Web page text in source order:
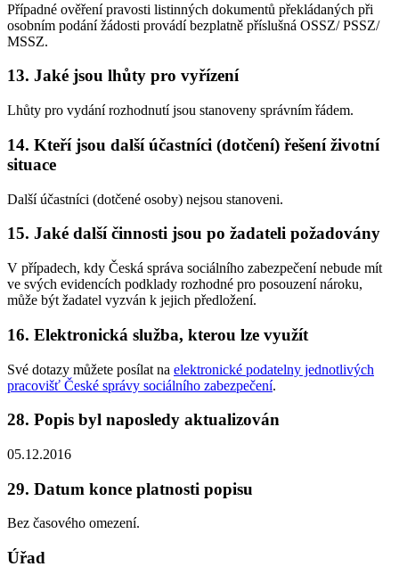
Případné ověření pravosti listinných dokumentů překládaných při
osobním podání žádosti provádí bezplatně příslušná OSSZ/ PSSZ/
MSSZ.
13. Jaké jsou lhůty pro vyřízení
Lhůty pro vydání rozhodnutí jsou stanoveny správním řádem.
14. Kteří jsou další účastníci (dotčení) řešení životní
situace
Další účastníci (dotčené osoby) nejsou stanoveni.
15. Jaké další činnosti jsou po žadateli požadovány
V případech, kdy Česká správa sociálního zabezpečení nebude mít
ve svých evidencích podklady rozhodné pro posouzení nároku,
může být žadatel vyzván k jejich předložení.
16. Elektronická služba, kterou lze využít
Své dotazy můžete posílat na elektronické podatelny jednotlivých
pracovišť České správy sociálního zabezpečení.
28. Popis byl naposledy aktualizován
05.12.2016
29. Datum konce platnosti popisu
Bez časového omezení.
Úřad